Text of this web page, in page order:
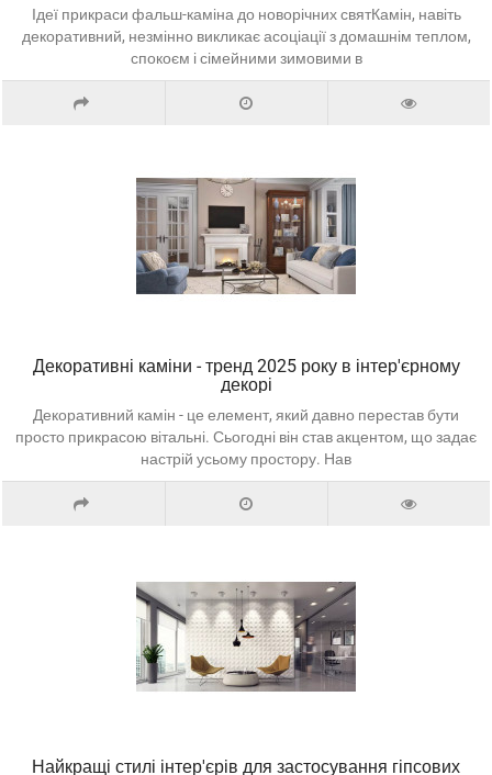
Ідеї прикраси фальш-каміна до новорічних святКамін, навіть
декоративний, незмінно викликає асоціації з домашнім теплом,
спокоєм і сімейними зимовими в
Декоративні каміни - тренд 2025 року в інтер'єрному
декорі
Декоративний камін - це елемент, який давно перестав бути
просто прикрасою вітальні. Сьогодні він став акцентом, що задає
настрій усьому простору. Нав
Найкращі стилі інтер'єрів для застосування гіпсових